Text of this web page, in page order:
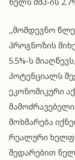
,,მომდევნო
პროგნოზის
5.5%-ს
პოტენციალს
ეკონომიკური
მოხმარება
რეალური
შედარებით